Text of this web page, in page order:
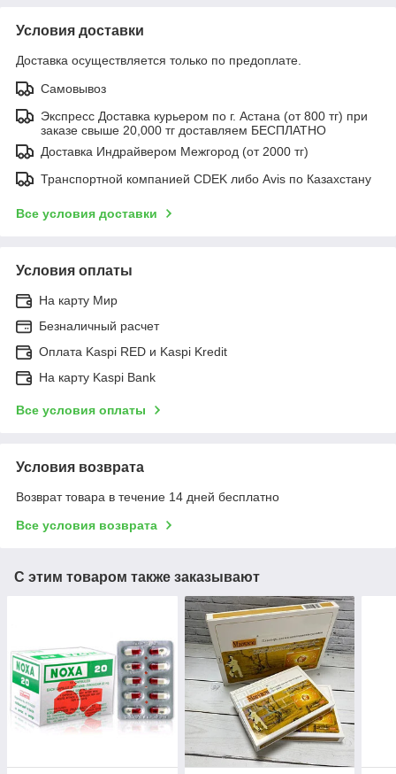
Условия доставки
Доставка осуществляется только по предоплате.
Самовывоз
Экспресс Доставка курьером по г. Астана (от 800 тг) при
заказе свыше 20,000 тг доставляем БЕСПЛАТНО
Доставка Индрайвером Межгород (от 2000 тг)
Транспортной компанией CDEK либо Avis по Казахстану
Все условия доставки
Условия оплаты
На карту Мир
Безналичный расчет
Оплата Kaspi RED и Kaspi Kredit
На карту Kaspi Bank
Все условия оплаты
Условия возврата
Возврат товара в течение 14 дней бесплатно
Все условия возврата
С этим товаром также заказывают